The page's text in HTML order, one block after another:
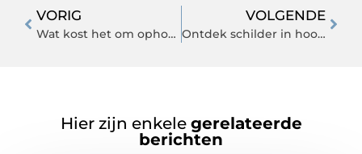
VORIG
Wat kost het om ophoogzand te laten leveren of puin af te voeren?
VOLGENDE
Ontdek schilder in hoogvliet en zijn invloed op de lokale kunstscene
Hier zijn enkele gerelateerde
berichten